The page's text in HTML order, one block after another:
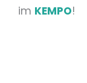
im KEMPO!